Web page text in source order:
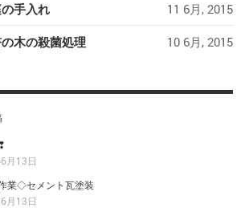
手入れ 11 6月, 2015
木の殺菌処理 10 6月, 2015
月13日
業◇セメント瓦塗装
月13日